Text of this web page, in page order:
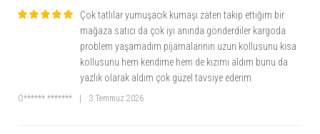
Çok tatlılar yumuşacık kumaşı zaten takip ettiğim bir
mağaza satıcı da çok iyi anında gönderdiler kargoda
problem yaşamadım pijamalarının uzun kollusunu kısa
kollusunu hem kendime hem de kızımı aldım bunu da
yazlık olarak aldım çok güzel tavsiye ederim
Ö****** ******* 3 Temmuz 2026